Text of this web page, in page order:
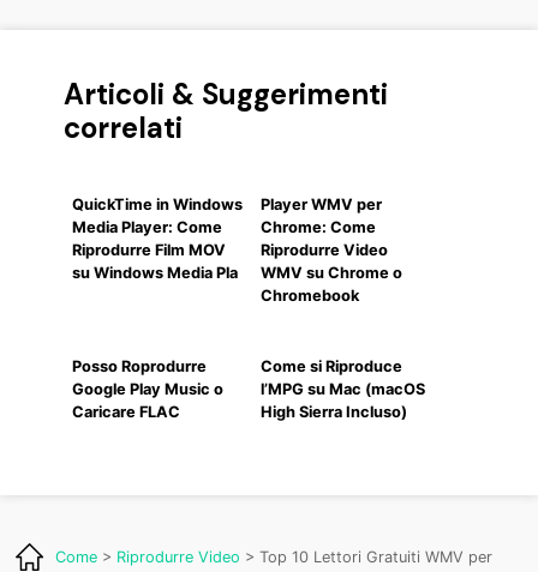
Articoli & Suggerimenti
correlati
QuickTime in Windows
Media Player: Come
Riprodurre Film MOV
su Windows Media Pla
Player WMV per
Chrome: Come
Riprodurre Video
WMV su Chrome o
Chromebook
Posso Roprodurre
Google Play Music o
Caricare FLAC
Come si Riproduce
l’MPG su Mac (macOS
High Sierra Incluso)
Come > Riprodurre Video > Top 10 Lettori Gratuiti WMV per